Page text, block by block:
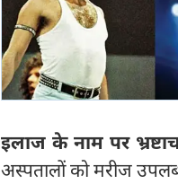
इलाज के नाम पर
अस्पतालों को मरीज